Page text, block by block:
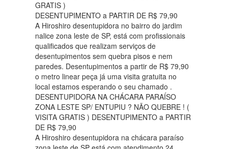
GRATIS )
DESENTUPIMENTO a PARTIR DE R$ 79,90
A Hiroshiro desentupidora no bairro do jardim
nalice zona leste de SP, está com profissionais
qualificados que realizam serviços de
desentupimentos sem quebra pisos e nem
paredes. Desentupimentos a partir de R$ 79,90
o metro linear peça já uma visita gratuita no
local estamos esperando o seu chamado .
DESENTUPIDORA NA CHÁCARA PARAÍSO
ZONA LESTE SP/ ENTUPIU ? NÃO QUEBRE ! (
VISITA GRATIS ) DESENTUPIMENTO a PARTIR
DE R$ 79,90
A Hiroshiro desentupidora na chácara paraíso